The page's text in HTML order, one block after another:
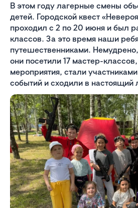
В этом году лагерные смены
детей. Городской квест
проходил с 2 по 20 июня и был
классов. За это время наши
путешественниками.
они посетили 17 мастер-
мероприятия, стали
событий и сходили в настоящий